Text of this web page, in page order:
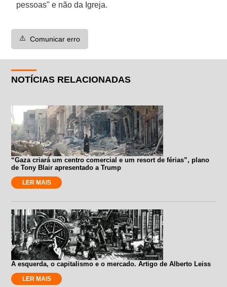
pessoas" e não da Igreja.
⚠️ Comunicar erro
NOTÍCIAS RELACIONADAS
“Gaza criará um centro comercial e um resort de férias”, plano
de Tony Blair apresentado a Trump
LER MAIS
A esquerda, o capitalismo e o mercado. Artigo de Alberto Leiss
LER MAIS